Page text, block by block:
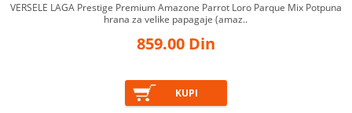
VERSELE LAGA Prestige Premium Amazone Parrot Loro Parque Mix Potpuna
hrana za velike papagaje (amaz..
859.00 Din